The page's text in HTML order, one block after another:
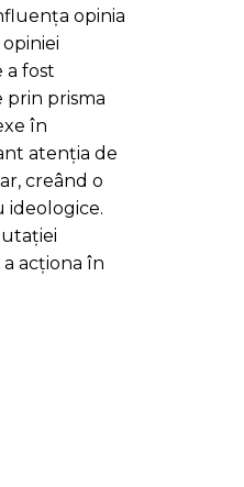
opinia
a fost
prisma
în
atenția de
creând o
ideologice.
acționa în